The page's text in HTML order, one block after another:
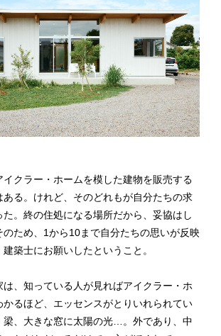
クラー・ホーム を模した建物を販売する
ある。けれど、そのどれもが自分たちの求
。終の住処になる場所だから、妥協はし
のため、1から10まで自分たちの思いが反映
築士にお願いしたということ。
は、知っている人が見ればアイクラー・ホ
かるほど、エッセンスがとりいれられてい
梁、大きな窓に太陽の光…。外であり、中